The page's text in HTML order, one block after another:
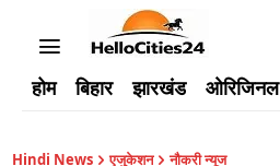
होम बिहार झारखंड ओरिजिनल
Hindi News एजुकेशन नौकरी न्यूज